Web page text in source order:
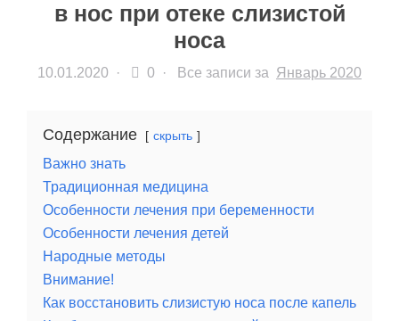
в нос при отеке слизистой
носа
10.01.2020 · 0 · Все записи за Январь 2020
Содержание скрыть
Важно знать
Традиционная медицина
Особенности лечения при беременности
Особенности лечения детей
Народные методы
Внимание!
Как восстановить слизистую носа после капель